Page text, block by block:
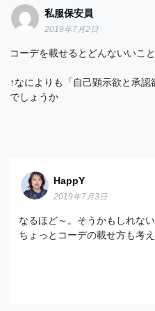
私服保安員
2019年7月2日
コーデを載せるとどんないいこ
↑なによりも「自己顕示欲と承
でしょうか
HappY
2019年7月3日
なるほど～。そうかもしれな
ちょっとコーデの載せ方も考